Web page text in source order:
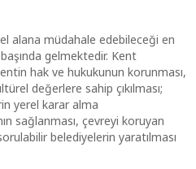
alana müdahale edebileceği en
gelmektedir. Kent
hak ve hukukunun korunması,
değerlere sahip çıkılması;
yerel karar alma
sağlanması, çevreyi koruyan
belediyelerin yaratılması